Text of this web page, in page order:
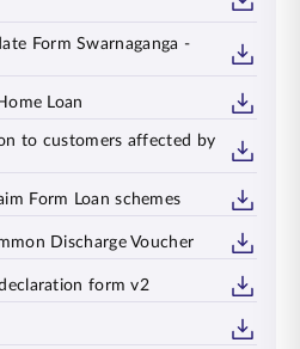
Form Swarnaganga -
Loan
to customers affected by
Form Loan schemes
Discharge Voucher
form v2